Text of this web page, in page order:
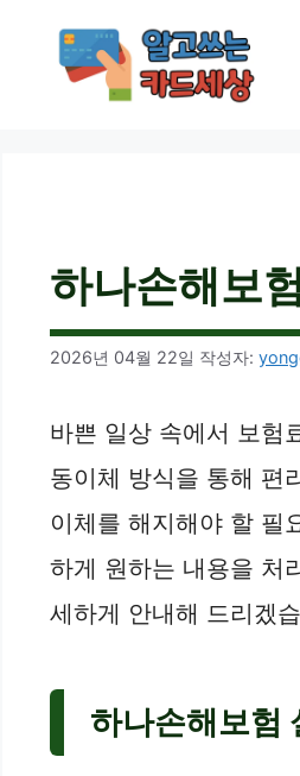
하나손해보
2026년 04월 22일 작성자:
바쁜 일상 속에서 보험
동이체 방식을 통해 편
이체를 해지해야 할 필
하게 원하는 내용을 처
세하게 안내해 드리겠
하나손해보험